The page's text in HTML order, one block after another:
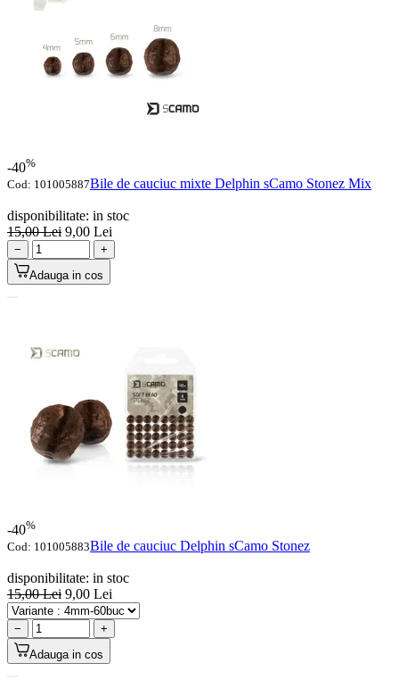
-40%
Cod: 101005887Bile de cauciuc mixte Delphin sCamo Stonez Mix
disponibilitate: in stoc
15,00 Lei 9,00 Lei
−
+
Adauga in cos
-40%
Cod: 101005883Bile de cauciuc Delphin sCamo Stonez
disponibilitate: in stoc
15,00 Lei 9,00 Lei
−
+
Adauga in cos